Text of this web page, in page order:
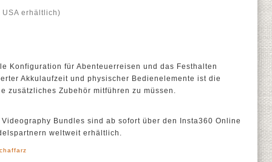
erhältlich)
Konfiguration für Abenteuerreisen und das Festhalten
Akkulaufzeit und physischer Bedienelemente ist die
zusätzliches Zubehör mitführen zu müssen.
Bundles sind ab sofort über den Insta360 Online
weltweit erhältlich.